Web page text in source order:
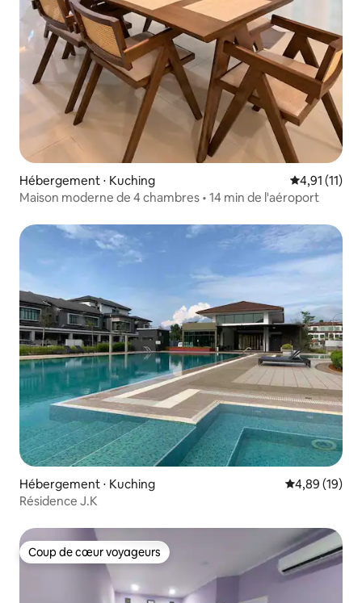
Hébergement ⋅ Kuching Évaluation
4,91 (11)
Maison moderne de 4 chambres • 14 min de l'aéroport
Hébergement ⋅ Kuching Évaluation
4,89 (19)
Résidence J.K
Coup de cœur voyageurs
Coup de cœur voyageurs